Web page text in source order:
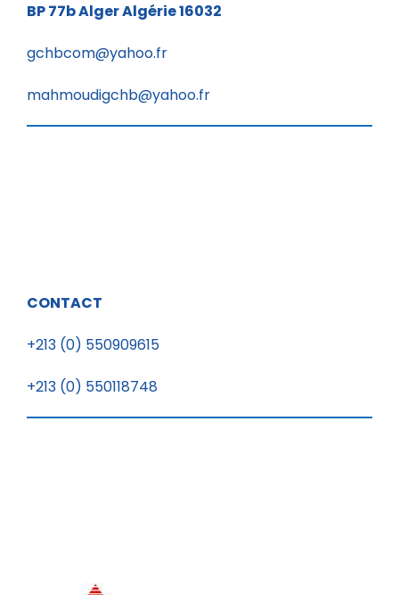
BP 77bAlger Algérie 16032
gchbcom@yahoo.fr
mahmoudigchb@yahoo.fr
CONTACT
+213 (0) 550909615
+213 (0) 550118748